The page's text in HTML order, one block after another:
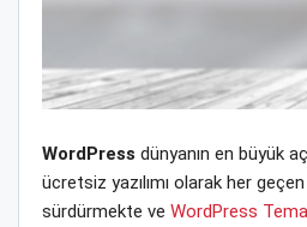
WordPress dünyanın en büyük
ücretsiz yazılımı olarak her
sürdürmekte ve WordPress Tema